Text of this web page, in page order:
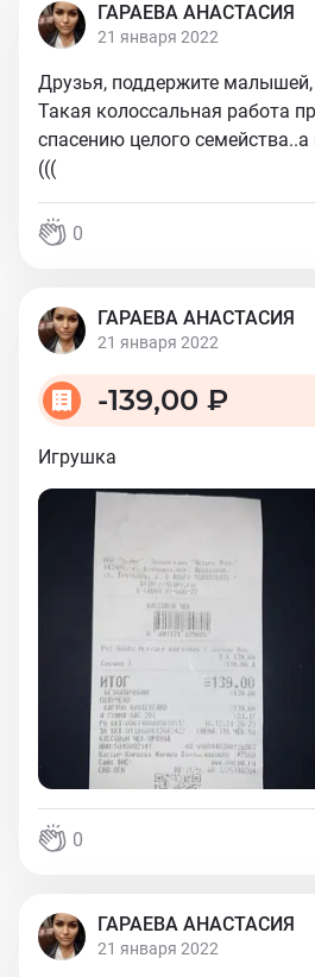
ГАРАЕВА АНАСТАСИЯ
21 января 2022
Друзья, поддержите
Такая колоссальная работа
спасению целого
(((
0
ГАРАЕВА АНАСТАСИЯ
21 января 2022
-139,00 ₽
Игрушка
0
ГАРАЕВА АНАСТАСИЯ
21 января 2022